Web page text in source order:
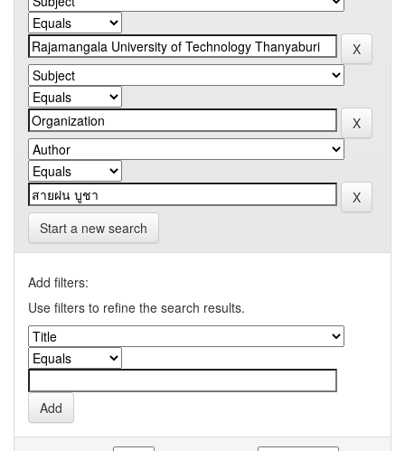
Start a new search
Add filters:
Use filters to refine the search results.